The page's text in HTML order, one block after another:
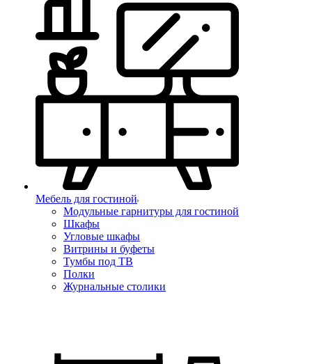
Мебель для гостиной
Модульные гарнитуры для гостиной
Шкафы
Угловые шкафы
Витрины и буфеты
Тумбы под ТВ
Полки
Журнальные столики